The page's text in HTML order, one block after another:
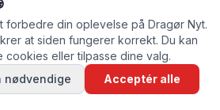
forbedre din oplevelse på Dragør Nyt.
at siden fungerer korrekt. Du kan
eller tilpasse dine valg.
nødvendige Acceptér alle